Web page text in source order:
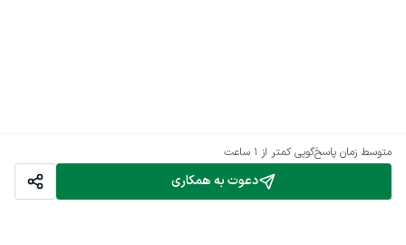
دعوت به همکاری
متوسط زمان پاسخ‌گویی کمتر از 1 ساعت